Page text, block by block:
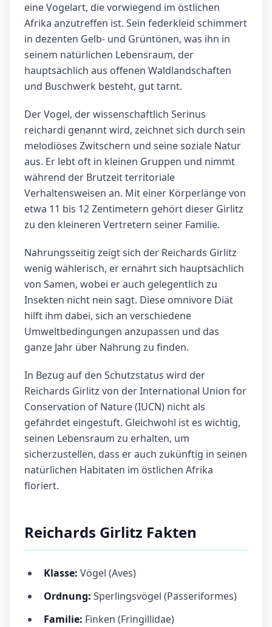
eine Vogelart, die vorwiegend im östlichen
Afrika anzutreffen ist. Sein federkleid schimmert
in dezenten Gelb- und Grüntönen, was ihn in
seinem natürlichen Lebensraum, der
hauptsächlich aus offenen Waldlandschaften
und Buschwerk besteht, gut tarnt.
Der Vogel, der wissenschaftlich Serinus
reichardi genannt wird, zeichnet sich durch sein
melodiöses Zwitschern und seine soziale Natur
aus. Er lebt oft in kleinen Gruppen und nimmt
während der Brutzeit territoriale
Verhaltensweisen an. Mit einer Körperlänge von
etwa 11 bis 12 Zentimetern gehört dieser Girlitz
zu den kleineren Vertretern seiner Familie.
Nahrungsseitig zeigt sich der Reichards Girlitz
wenig wählerisch, er ernährt sich hauptsächlich
von Samen, wobei er auch gelegentlich zu
Insekten nicht nein sagt. Diese omnivore Diät
hilft ihm dabei, sich an verschiedene
Umweltbedingungen anzupassen und das
ganze Jahr über Nahrung zu finden.
In Bezug auf den Schutzstatus wird der
Reichards Girlitz von der International Union for
Conservation of Nature (IUCN) nicht als
gefährdet eingestuft. Gleichwohl ist es wichtig,
seinen Lebensraum zu erhalten, um
sicherzustellen, dass er auch zukünftig in seinen
natürlichen Habitaten im östlichen Afrika
floriert.
Reichards Girlitz Fakten
Klasse: Vögel (Aves)
Ordnung: Sperlingsvögel (Passeriformes)
Familie: Finken (Fringillidae)